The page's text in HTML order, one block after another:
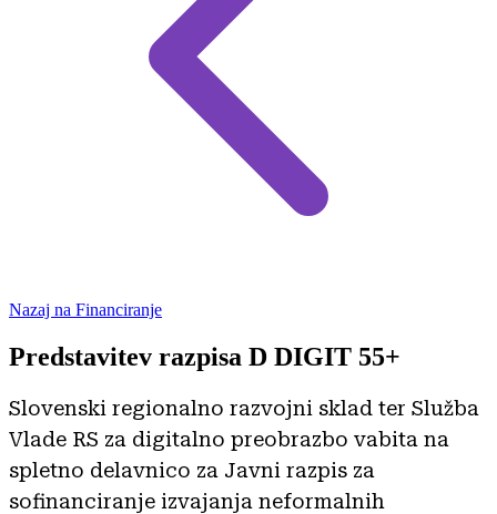
Nazaj na Financiranje
Predstavitev razpisa D DIGIT 55+
Slovenski regionalno razvojni sklad ter Služba
Vlade RS za digitalno preobrazbo vabita na
spletno delavnico za Javni razpis za
sofinanciranje izvajanja neformalnih